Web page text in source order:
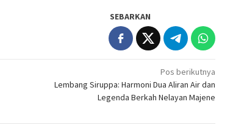
SEBARKAN
Pos berikutnya
Lembang Siruppa: Harmoni Dua Aliran Air dan
Legenda Berkah Nelayan Majene